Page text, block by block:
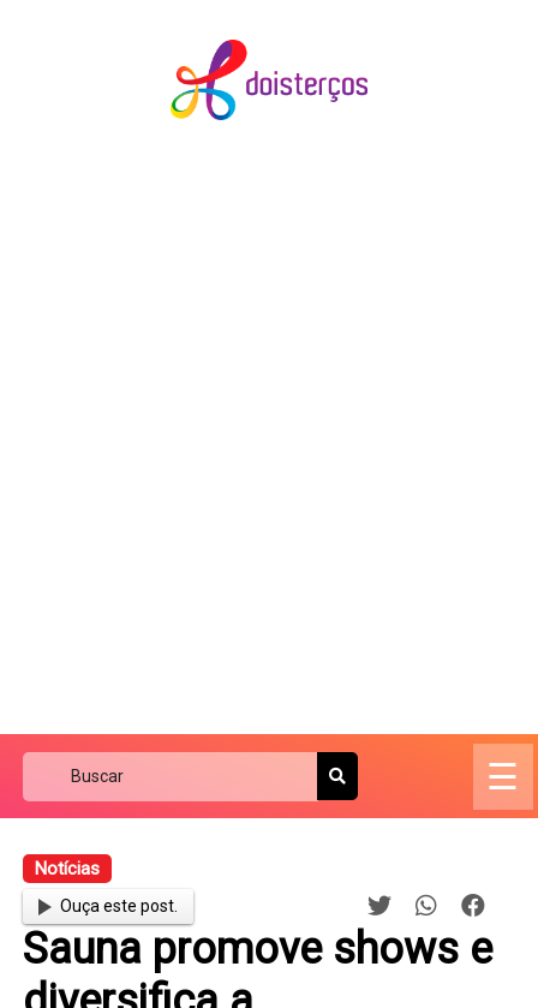
☰
Notícias
Ouça este post.
Sauna promove shows e